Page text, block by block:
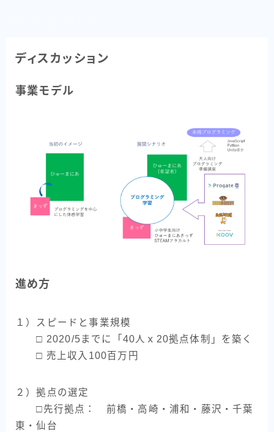
ディスカッション
事業モデル
進め方
１）スピードと事業規模
□ 2020/5までに「40人ｘ20拠点体制」を築く
□ 売上収入100百万円
２）拠点の選定
□先行拠点： 前橋・高崎・浦和・藤沢・千葉
東・仙台